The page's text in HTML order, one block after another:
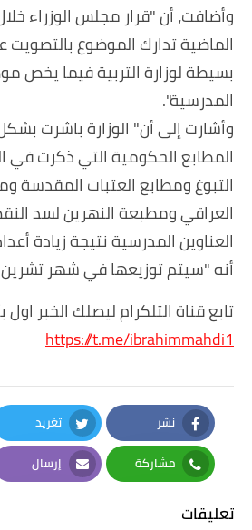
وأضافت، أن "قرار مجلس الوزراء
الماضية تدارك الموضوع
بسيطة لوزارة التربية فيما يخص
المدرسية".
وأشارت إلى أن" الوزارة باشرت
المطابع الحكومية التي ذكرت في
التبوغ ومطابع العتبات المقدسة
العراقي ومطبعة النهرين لسد
العناوين المدرسية نتيجة زيادة
أنه "سيتم توزيعها في شهر تشرين
تابع قناة التلكرام ليصلك الخبر اول
https://t.me/ibrahimmahdi1
نشر
Facebook
تغريد
Twitter
مشاركة
Whatsapp
إرسال
Email
تعليقات